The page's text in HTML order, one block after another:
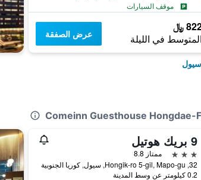
موقف السيارات
﷼
المتوسط في الليلة عرض الصفقة
9 بريك هوتيل
3 نجوم
ممتاز 8.8
32, Hongik-ro 5-gil, Mapo-gu, سيول, كوريا الجنوبية
0.2 كيلومتر عن وسط المدينة